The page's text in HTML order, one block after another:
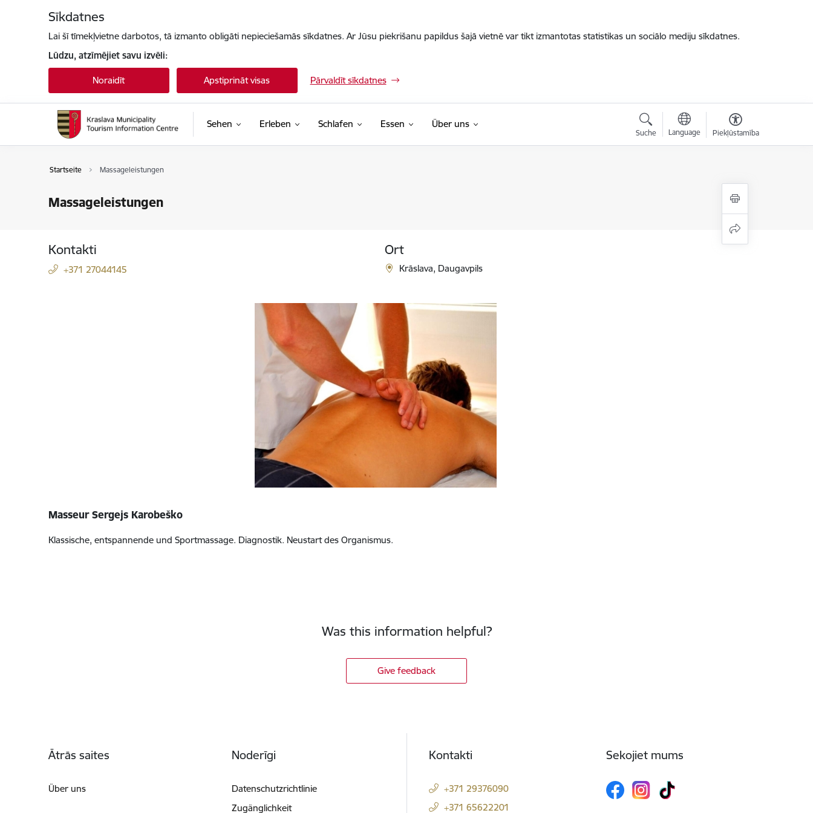
Sīkdatnes
Lai šī tīmekļvietne darbotos, tā izmanto obligāti nepieciešamās sīkdatnes. Ar Jūsu piekrišanu papildus šajā vietnē var tikt izmantotas statistikas un sociālo mediju sīkdatnes.
Lūdzu, atzīmējiet savu izvēli:
Noraidīt Apstiprināt visas Pārvaldīt sīkdatnes
Sehen Erleben Schlafen Essen Über uns
Suche Language Piekļūstamība
Startseite Massageleistungen
Massageleistungen
Kontakti
+371 27044145
Ort
Krāslava, Daugavpils
Masseur Sergejs Karobeško
Klassische, entspannende und Sportmassage. Diagnostik. Neustart des Organismus.
Was this information helpful?
Give feedback
Ātrās saites
Über uns
Noderīgi
Datenschutzrichtlinie
Zugänglichkeit
Kontakti
+371 29376090
+371 65622201
Sekojiet mums